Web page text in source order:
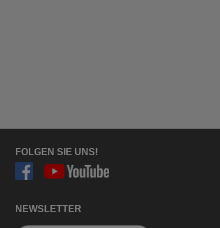
FOLGEN SIE UNS!
NEWSLETTER
Newsletter